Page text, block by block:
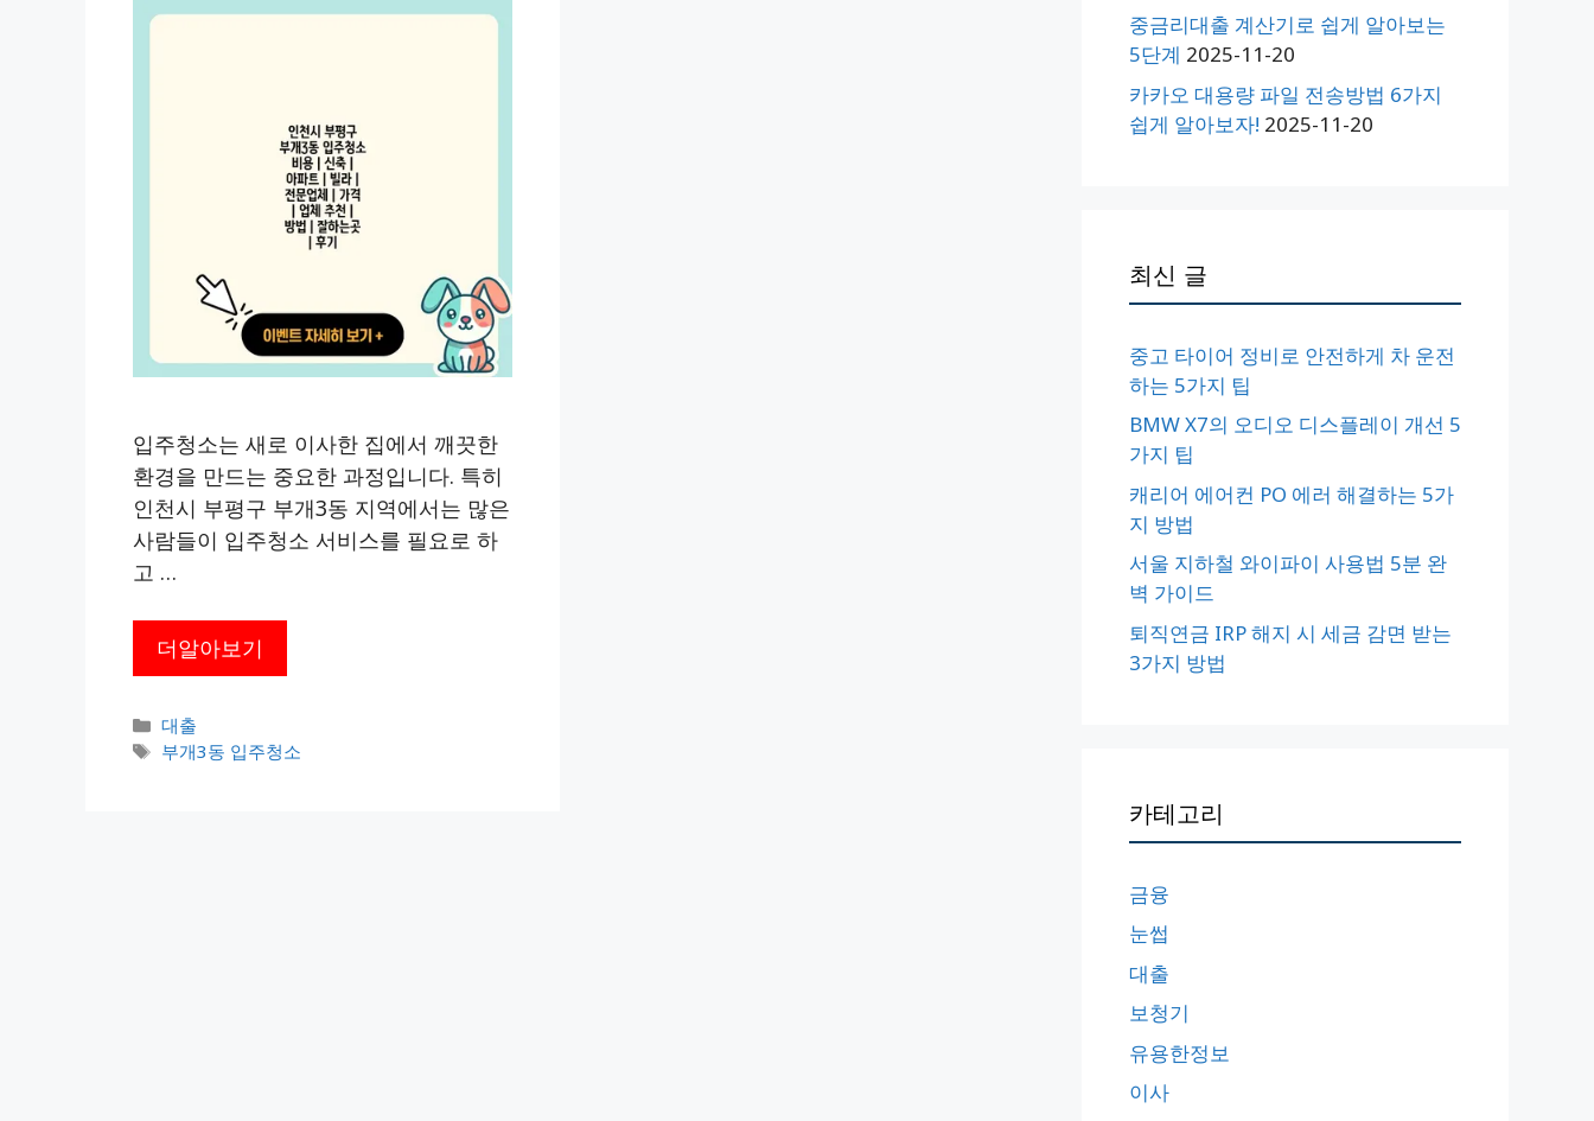
입주청소는 새로 이사한 집에서 깨끗한
환경을 만드는 중요한 과정입니다. 특히
인천시 부평구 부개3동 지역에서는 많은
사람들이 입주청소 서비스를 필요로 하
고 …
더알아보기
카
테
대출
태
부개3동 입주청소
중금리대출 계산기로 쉽게 알아보는
5단계 2025-11-20
카카오 대용량 파일 전송방법 6가지
쉽게 알아보자! 2025-11-20
최신 글
중고 타이어 정비로 안전하게 차 운전
하는 5가지 팁
BMW X7의 오디오 디스플레이 개선 5
가지 팁
캐리어 에어컨 PO 에러 해결하는 5가
지 방법
서울 지하철 와이파이 사용법 5분 완
벽 가이드
퇴직연금 IRP 해지 시 세금 감면 받는
3가지 방법
카테고리
금융
눈썹
대출
보청기
유용한정보
이사